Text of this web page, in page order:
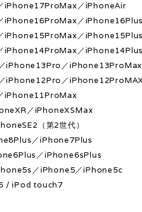
iPhone17ProMax／iPhoneAir
iPhone16ProMax／
iPhone15ProMax／iPhone15Plus
iPhone14ProMax／iPhone14Plus
iPhone13Pro／iPhone13ProMax
iPhone12Pro／
iPhone11ProMax
／iPhoneXSMax
（第2世代）
／iPhone7Plus
／iPhone6sPlus
／iPhone5／iPhone5c
/ iPod touch7